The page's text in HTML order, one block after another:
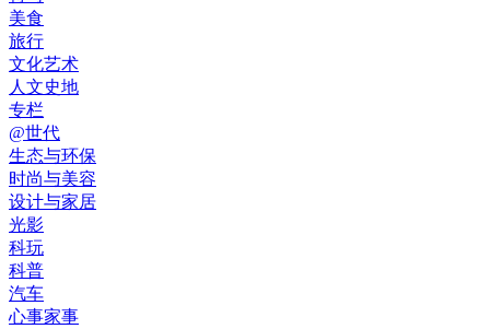
美食
旅行
文化艺术
人文史地
专栏
@世代
生态与环保
时尚与美容
设计与家居
光影
科玩
科普
汽车
心事家事